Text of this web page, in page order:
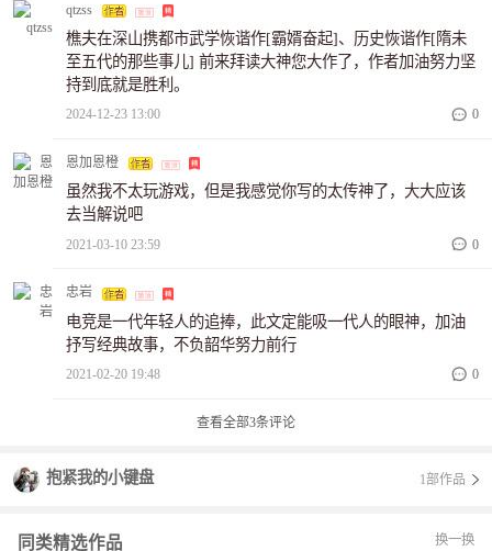
qtzss
樵夫在深山携都市武学恢谐作[霸婿奋起]、历史恢谐作[隋未
至五代的那些事儿] 前来拜读大神您大作了，作者加油努力坚
持到底就是胜利。
2024-12-23 13:00 0
恩加恩橙
虽然我不太玩游戏，但是我感觉你写的太传神了，大大应该
去当解说吧
2021-03-10 23:59 0
忠岩
电竞是一代年轻人的追捧，此文定能吸一代人的眼神，加油
抒写经典故事，不负韶华努力前行
2021-02-20 19:48 0
查看全部3条评论
抱紧我的小键盘 1部作品
同类精选作品 换一换